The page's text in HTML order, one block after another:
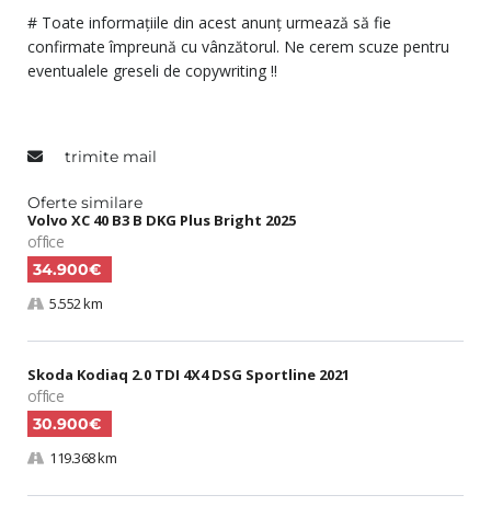
# Toate informațiile din acest anunț urmează să fie
confirmate împreună cu vânzătorul. Ne cerem scuze pentru
eventualele greseli de copywriting !!
trimite mail
Oferte similare
Volvo XC 40 B3 B DKG Plus Bright 2025
office
34.900€
5.552 km
Skoda Kodiaq 2.0 TDI 4X4 DSG Sportline 2021
office
30.900€
119.368 km